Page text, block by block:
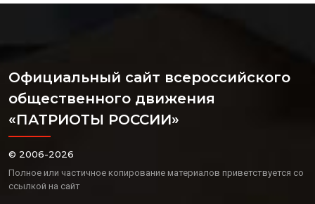
Официальный сайт всероссийского
общественного движения
«ПАТРИОТЫ РОССИИ»
© 2006-2026
Полное или частичное копирование материалов приветствуется со
ссылкой на сайт